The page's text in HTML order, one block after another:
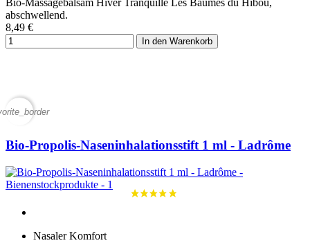
abschwellend.
8,49 €
In den Warenkorb
Bio-Propolis-Naseninhalationsstift 1 ml - Ladrôme
Nasaler Komfort